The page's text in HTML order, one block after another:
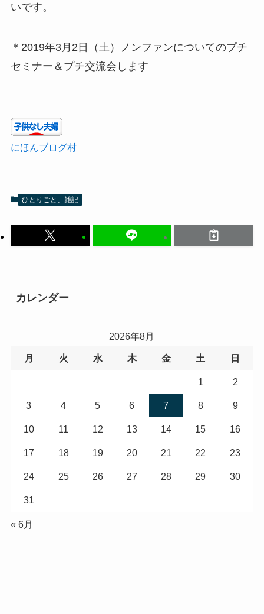
いです。
＊2019年3月2日（土）ノンファンについてのプチ
セミナー＆プチ交流会します
にほんブログ村
ひとりごと、雑記
カレンダー
2026年8月
月 火 水 木 金 土 日
1 2
3 4 5 6 7 8 9
10 11 12 13 14 15 16
17 18 19 20 21 22 23
24 25 26 27 28 29 30
31
« 6月